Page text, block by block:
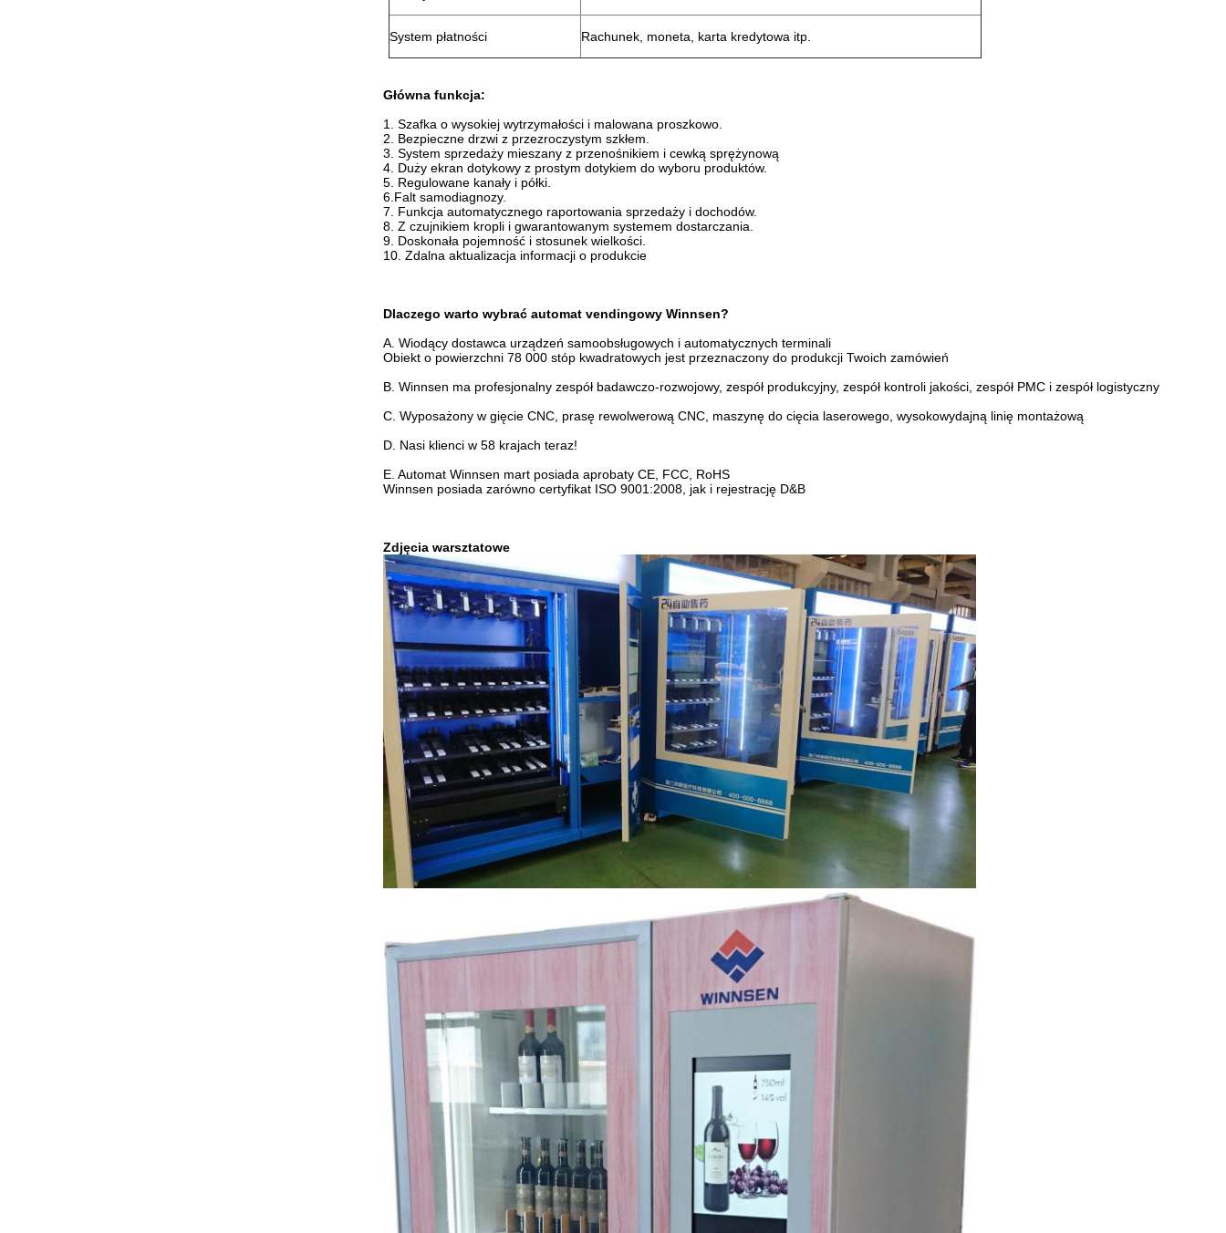
System płatności Rachunek, moneta, karta kredytowa itp.
Główna funkcja:
1. Szafka o wysokiej wytrzymałości i malowana proszkowo.
2. Bezpieczne drzwi z przezroczystym szkłem.
3. System sprzedaży mieszany z przenośnikiem i cewką sprężynową
4. Duży ekran dotykowy z prostym dotykiem do wyboru produktów.
5. Regulowane kanały i półki.
6.Falt samodiagnozy.
7. Funkcja automatycznego raportowania sprzedaży i dochodów.
8. Z czujnikiem kropli i gwarantowanym systemem dostarczania.
9. Doskonała pojemność i stosunek wielkości.
10. Zdalna aktualizacja informacji o produkcie
Dlaczego warto wybrać automat vendingowy Winnsen?
A. Wiodący dostawca urządzeń samoobsługowych i automatycznych terminali
Obiekt o powierzchni 78 000 stóp kwadratowych jest przeznaczony do produkcji Twoich zamówień
B. Winnsen ma profesjonalny zespół badawczo-rozwojowy, zespół produkcyjny, zespół kontroli jakości, zespół PMC i zespół logistyczny
C. Wyposażony w gięcie CNC, prasę rewolwerową CNC, maszynę do cięcia laserowego, wysokowydajną linię montażową
D. Nasi klienci w 58 krajach teraz!
E. Automat Winnsen mart posiada aprobaty CE, FCC, RoHS
Winnsen posiada zarówno certyfikat ISO 9001:2008, jak i rejestrację D&B
Zdjęcia warsztatowe